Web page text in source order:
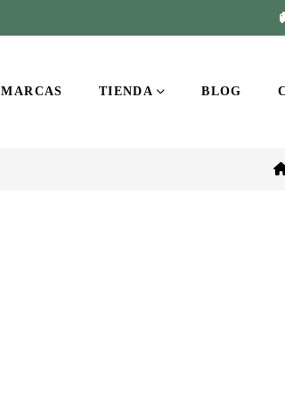
MARCAS TIENDA BLOG